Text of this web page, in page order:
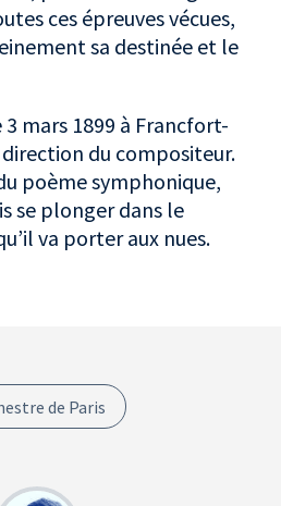
ces épreuves vécues,
sa destinée et le
mars 1899 à Francfort-
du compositeur.
poème symphonique,
se plonger dans le
va porter aux nues.
de Paris